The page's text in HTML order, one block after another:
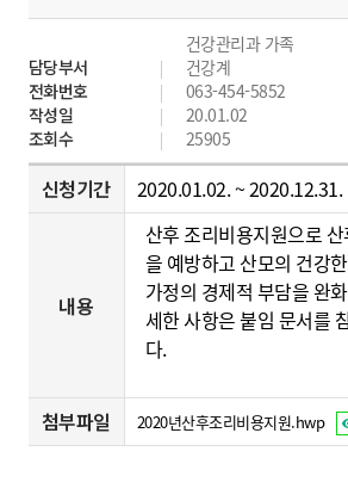
군
산
담당부서
건강관리과 가족
건강계
전화번호
063-454-5852
작성일
20.01.02
조회수
25905
신청기간 2020.01.02. ~ 2020.12.31.
내용
산후 조리비용지원으로
을 예방하고 산모의 건강
가정의 경제적 부담을 완
세한 사항은 붙임 문서를
다.
첨부파일 2020년산후조리비용지원.hwp